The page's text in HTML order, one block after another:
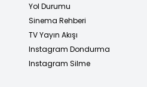
Yol Durumu
Sinema Rehberi
TV Yayın Akışı
Instagram Dondurma
Instagram Silme